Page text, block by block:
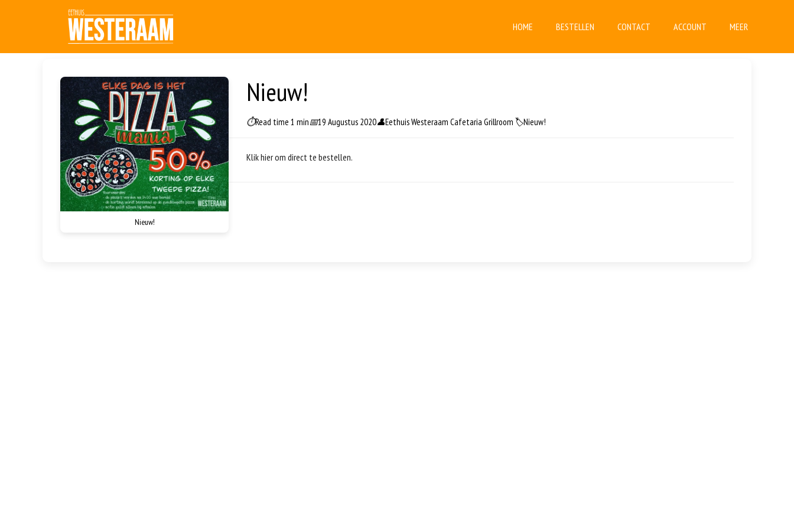
HOME BESTELLEN CONTACT ACCOUNT MEER
Nieuw!
Nieuw!
⏱Read time 1 min📅19 Augustus 2020👤Eethuis Westeraam Cafetaria Grillroom 🏷️Nieuw!
Klik hier om direct te bestellen.